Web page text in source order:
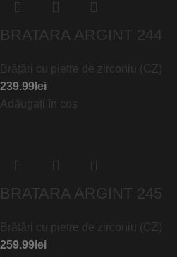
BRATARA ARGINT 244
Brățări cu pietre de zirconiu (CZ)
239.99 lei
Adăugați în coș
BRATARA ARGINT 245
Brățări cu pietre de zirconiu (CZ)
259.99 lei